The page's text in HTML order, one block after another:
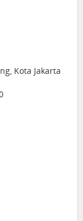
Kota Jakarta